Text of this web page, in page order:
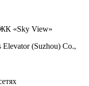
«Sky View»
(Suzhou) Co.,